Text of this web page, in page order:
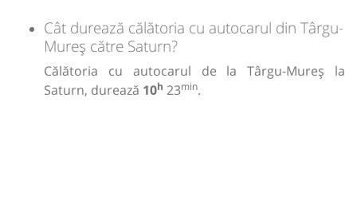
Transbodare asigurată de operator.
04:00 Constanța Gara CFR Constanta
Cât durează călătoria cu autocarul din Târgu-
Mureș către Saturn?
Călătoria cu autocarul de la Târgu-Mureș la
Saturn, durează 10h 23min.